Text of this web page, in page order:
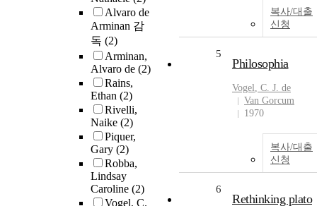
Alvaro de
Arminan 감
독 (2)
Arminan,
Alvaro de (2)
Rains,
Ethan (2)
Rivelli,
Naike (2)
Piquer,
Gary (2)
Robba,
Lindsay
Caroline (2)
Vogel, C.
복사/대출
신청
5
Philosophia
Vogel, C. J. de
Van Gorcum
1970
복사/대출
신청
6
Rethinking plato